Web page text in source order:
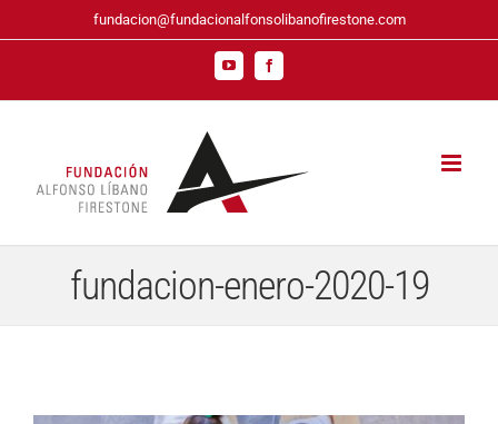
al
fundacion@fundacionalfonsolibanofirestone.com
YouTubeFacebook
fundacion-enero-2020-19